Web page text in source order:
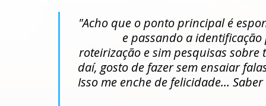
"Acho que o ponto principal é
e passando a
roteirização e sim pesquisas
daí, gosto de fazer sem ensaiar
Isso me enche de felicidade...